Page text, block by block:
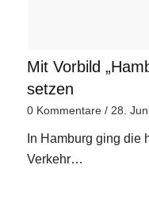
Mit Vorbild
setzen
0 Kommentare / 28.
In Hamburg ging die
Verkehr…